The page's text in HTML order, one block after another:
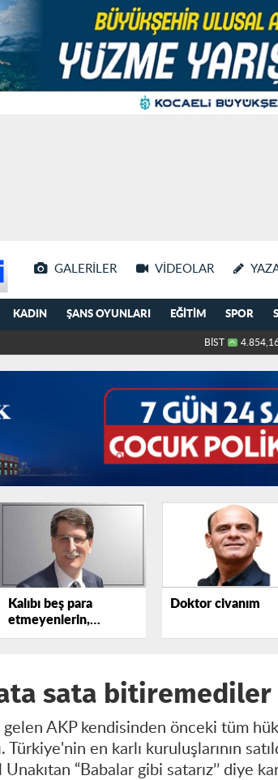
GALERILER VIDEOLAR
KADIN ŞANS OYUNLARI EĞITIM SPOR
BİST
Kalıbı beş para
etmeyenlerin,
selamsızların
Doktor civanım
sata bitiremediler
gelen AKP kendisinden önceki tüm
Türkiye'nin en karlı kuruluşlarının
“Babalar gibi satarız’’ diye